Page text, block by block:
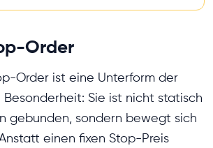
Order
Order ist eine Unterform der
Besonderheit: Sie ist nicht statisch
gebunden, sondern bewegt sich
einen fixen Stop-Preis